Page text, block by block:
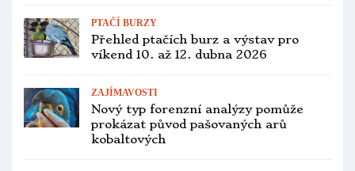
preventivní opatření proti ptačí
chřipce. Dotknou se i vašeho chovu?
Zoo Jihlava je dočasně uzavřená kvůli
ptačí chřipce, od zítřka zavede
dezinfekční rohože